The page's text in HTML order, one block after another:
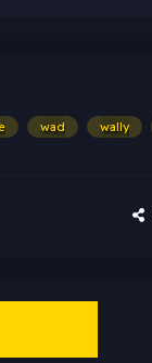
wad wally